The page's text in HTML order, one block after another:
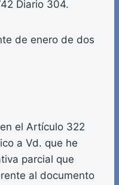
Diario 304.
de enero de dos
el Artículo 322
a Vd. que he
parcial que
al documento